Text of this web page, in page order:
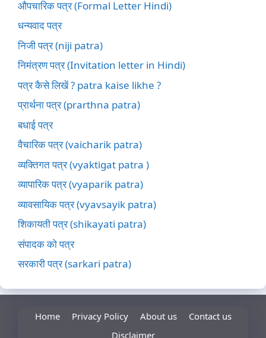
औपचारिक पत्र (Formal Letter Hindi)
धन्यवाद पत्र
निजी पत्र (niji patra)
निमंत्रण पत्र (Invitation letter in Hindi)
पत्र कैसे लिखें ? patra kaise likhe ?
प्रार्थना पत्र (prarthna patra)
बधाई पत्र
वैचारिक पत्र (vaicharik patra)
व्यक्तिगत पत्र (vyaktigat patra )
व्यापारिक पत्र (vyaparik patra)
व्यावसायिक पत्र (vyavsayik patra)
शिकायती पत्र (shikayati patra)
संपादक को पत्र
सरकारी पत्र (sarkari patra)
Home Privacy Policy About us
Contact us
Disclaimer